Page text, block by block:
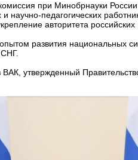
при Минобрнауки
научно-педагогических
авторитета
развития национальных
утвержденный